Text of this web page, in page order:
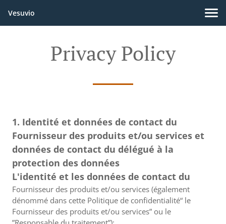
Vesuvio
Privacy Policy
1. Identité et données de contact du
Fournisseur des produits et/ou services et
données de contact du délégué à la
protection des données
L'identité et les données de contact du
Fournisseur des produits et/ou services (également
dénommé dans cette Politique de confidentialité“ le
Fournisseur des produits et/ou services” ou le